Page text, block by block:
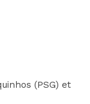
(PSG) et